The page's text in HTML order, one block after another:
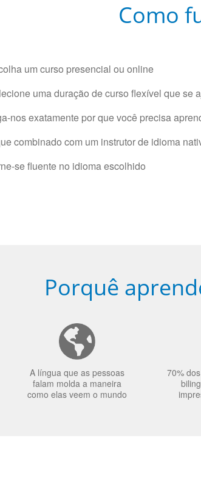
Como
um curso presencial ou online
uma duração de curso flexível que se
nos exatamente por que você precisa
combinado com um instrutor de idioma
se fluente no idioma escolhido
Porquê
A língua que as pessoas
falam molda a maneira
como elas veem o mundo
70%